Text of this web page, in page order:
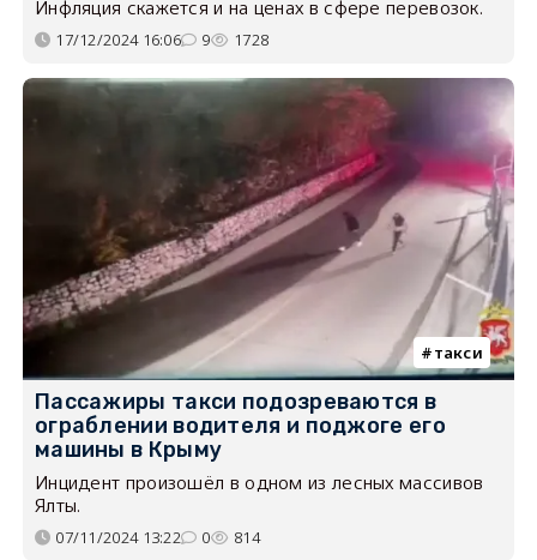
Инфляция скажется и на ценах в сфере перевозок.
17/12/2024 16:06 9 1728
такси
Пассажиры такси подозреваются в
ограблении водителя и поджоге его
машины в Крыму
Инцидент произошёл в одном из лесных массивов
Ялты.
07/11/2024 13:22 0 814